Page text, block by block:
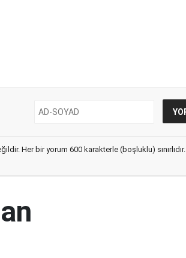
Her bir yorum 600 karakterle (boşluklu) sınırlıdır.